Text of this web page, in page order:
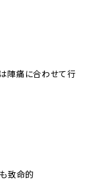
陣痛に合わせて行
致命的